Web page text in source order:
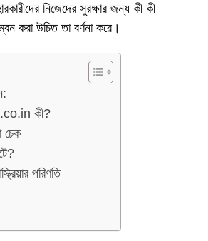
নিজেদের সুরক্ষার জন্য কী কী
করা উচিত তা বর্ণনা করে।
কী?
চেক
পরিণতি